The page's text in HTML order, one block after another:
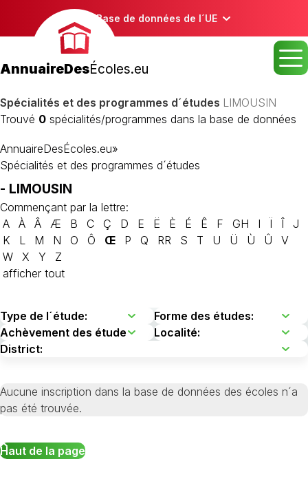
Base de données de l´UE
AnnuaireDesÉcoles.eu
Spécialités et des programmes d´études LIMOUSIN
Trouvé 0 spécialités/programmes dans la base de données
AnnuaireDesÉcoles.eu»
Spécialités et des programmes d´études
- LIMOUSIN
Commençant par la lettre:
A
À Â Æ B C Ç D E Ë È É Ê F GH I Ï Î
J
K
L M N O Ô Œ P Q RR S T U Ü Ù Û
V
W
X Y
Z
afficher tout
Aucune inscription dans la base de données des écoles n´a
pas été trouvée.
Haut de la page